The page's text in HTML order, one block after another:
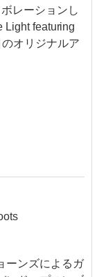
レーションし
Light featuring
オリジナルア
ーンズによるガ